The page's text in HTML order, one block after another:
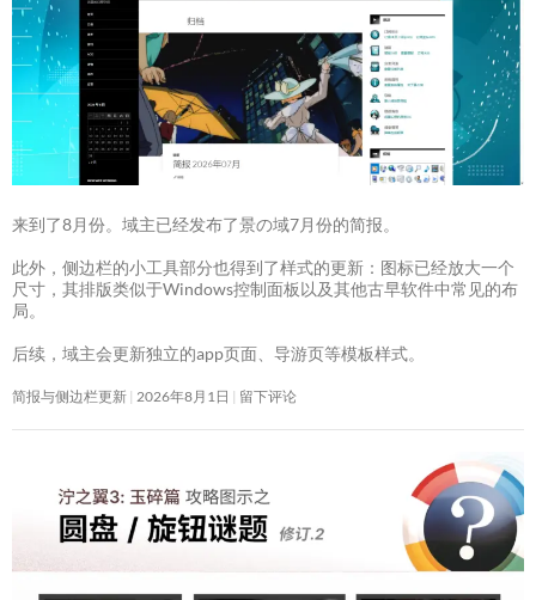
来到了8月份。域主已经发布了景の域7月份的简报。
此外，侧边栏的小工具部分也得到了样式的更新：图标已经放大一个
尺寸，其排版类似于Windows控制面板以及其他古早软件中常见的布
局。
后续，域主会更新独立的app页面、导游页等模板样式。
简报与侧边栏更新 2026年8月1日 留下评论